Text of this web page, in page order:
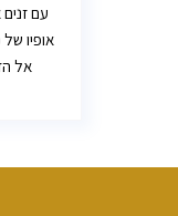
עם
אופיו
אל